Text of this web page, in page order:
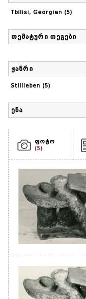
Tbilisi, Georgien (5)
თემატური თეგები
ჟანრი
Stillleben (5)
ენა
ფოტო
(5)